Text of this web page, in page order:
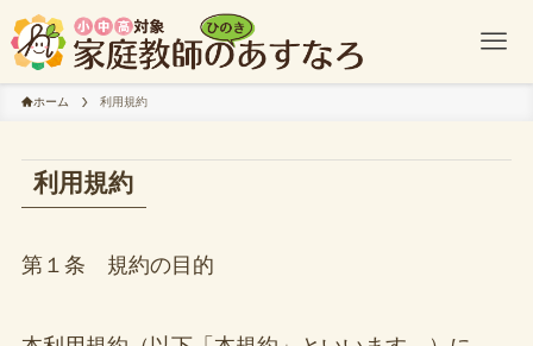
ホーム 利用規約
利用規約
第１条 規約の目的